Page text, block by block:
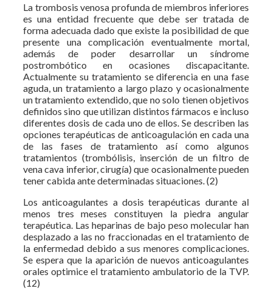
La trombosis venosa profunda de miembros inferiores
es una entidad frecuente que debe ser tratada de
forma adecuada dado que existe la posibilidad de que
presente una complicación eventualmente mortal,
además de poder desarrollar un síndrome
postrombótico en ocasiones discapacitante.
Actualmente su tratamiento se diferencia en una fase
aguda, un tratamiento a largo plazo y ocasionalmente
un tratamiento extendido, que no solo tienen objetivos
definidos sino que utilizan distintos fármacos e incluso
diferentes dosis de cada uno de ellos. Se describen las
opciones terapéuticas de anticoagulación en cada una
de las fases de tratamiento así como algunos
tratamientos (trombólisis, inserción de un filtro de
vena cava inferior, cirugía) que ocasionalmente pueden
tener cabida ante determinadas situaciones. (2)
Los anticoagulantes a dosis terapéuticas durante al
menos tres meses constituyen la piedra angular
terapéutica. Las heparinas de bajo peso molecular han
desplazado a las no fraccionadas en el tratamiento de
la enfermedad debido a sus menores complicaciones.
Se espera que la aparición de nuevos anticoagulantes
orales optimice el tratamiento ambulatorio de la TVP.
(12)